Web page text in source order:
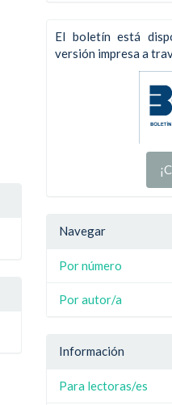
El boletín está
versión impresa a
Navegar
Por número
Por autor/a
Información
Para lectoras/es